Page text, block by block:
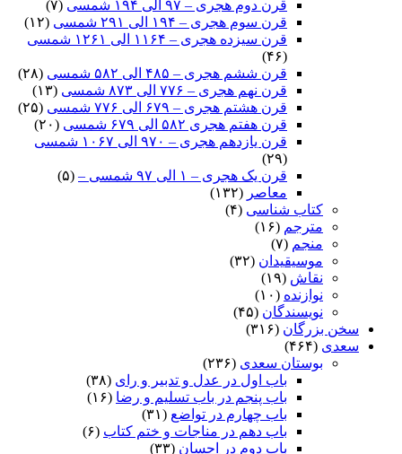
قرن دوم هجری – ۹۷ الی ۱۹۴ شمسی
(۷)
قرن سوم هجری – ۱۹۴ الی ۲۹۱ شمسی
(۱۲)
قرن سیزده هجری – ۱۱۶۴ الی ۱۲۶۱ شمسی
(۴۶)
قرن ششم هجری – ۴۸۵ الی ۵۸۲ شمسی
(۲۸)
قرن نهم هجری – ۷۷۶ الی ۸۷۳ شمسی
(۱۳)
قرن هشتم هجری – ۶۷۹ الی ۷۷۶ شمسی
(۲۵)
قرن هفتم هجری ۵۸۲ الی ۶۷۹ شمسی
(۲۰)
قرن یازدهم هجری – ۹۷۰ الی ۱۰۶۷ شمسی
(۲۹)
قرن یک هجری – ۱ الی ۹۷ شمسی –
(۵)
معاصر (۱۳۲)
کتاب شناسی (۴)
مترجم (۱۶)
منجم (۷)
موسیقیدان (۳۲)
نقاش (۱۹)
نوازنده (۱۰)
نویسندگان (۴۵)
سخن بزرگان (۳۱۶)
سعدی (۴۶۴)
بوستان سعدی (۲۳۶)
باب اول در عدل و تدبیر و رای (۳۸)
باب پنجم در باب تسلیم و رضا (۱۶)
باب چهارم در تواضع (۳۱)
باب دهم در مناجات و ختم کتاب (۶)
باب دوم در احسان (۳۳)